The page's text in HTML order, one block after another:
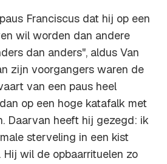
Franciscus dat hij op een
wil worden dan andere
dan anders", aldus Van
zijn voorgangers waren de
van een paus heel
op een hoge katafalk met
Daarvan heeft hij gezegd: ik
sterveling in een kist
wil de opbaarrituelen zo